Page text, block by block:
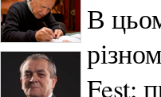
В
Fest;